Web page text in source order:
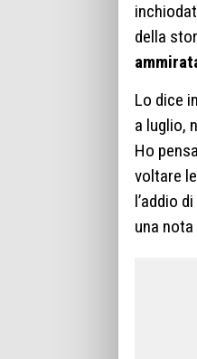
della
Lo dice in
a luglio,
Ho
voltare
l’addio
una nota